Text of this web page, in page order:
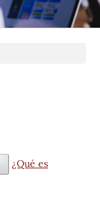
¿Qué es